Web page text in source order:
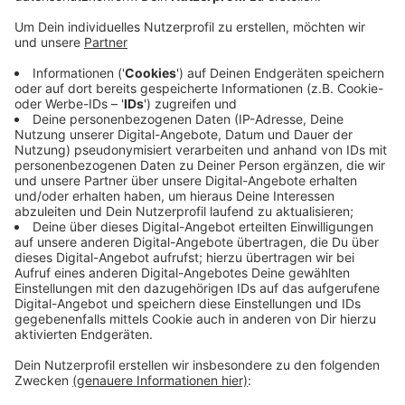
dabei per Kopfstoß das Nasenbein zertrümmert.
hat den Täter angezeigt und hofft auf eine
massive Strafe für den Mann.
Die beiden Ordnungsamtsmitarbeiter sind
aufgrund ihrer Verletzungen momentan
dienstunfähig.
Das Statement des Bürgermeisters seht IhrHIER
(Facebook) undHIER(Instagram).
Veröffentlicht:Donnerstag, 11.05.2023 13:58
Anzeige